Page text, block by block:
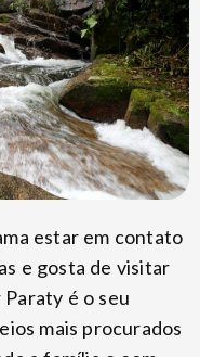
estar em contato
e gosta de visitar
é o seu
mais procurados